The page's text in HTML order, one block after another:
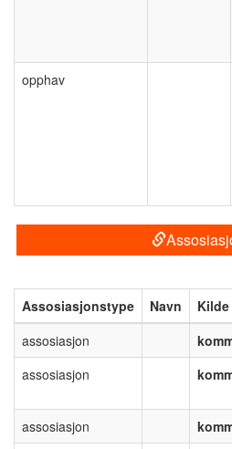
opphav
Assosiasjonstype Navn
Kilde
assosiasjon
assosiasjon
assosiasjon